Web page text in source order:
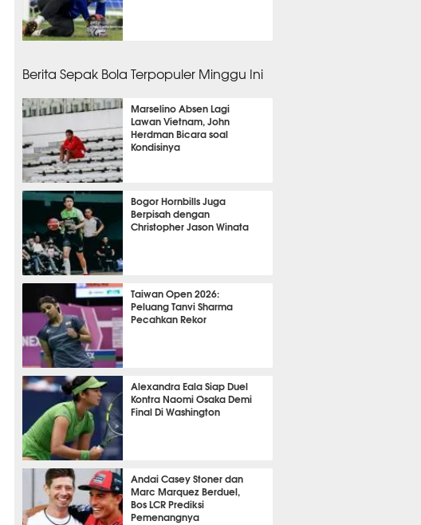
Berita Sepak Bola Terpopuler Minggu Ini
Marselino Absen Lagi
Lawan Vietnam, John
Herdman Bicara soal
Kondisinya
SEPAK BOLA
Bogor Hornbills Juga
Berpisah dengan
Christopher Jason Winata
BASKET
Taiwan Open 2026:
Peluang Tanvi Sharma
Pecahkan Rekor
BADMINTON
Alexandra Eala Siap Duel
Kontra Naomi Osaka Demi
Final Di Washington
TENIS
Andai Casey Stoner dan
Marc Marquez Berduel,
Bos LCR Prediksi
Pemenangnya